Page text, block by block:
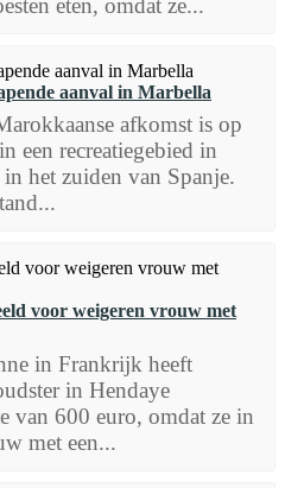
eten, omdat ze...
aanval in Marbella
afkomst is op
een recreatiegebied in
het zuiden van Spanje.
voor weigeren vrouw met
in Frankrijk heeft
in Hendaye
van 600 euro, omdat ze in
met een...